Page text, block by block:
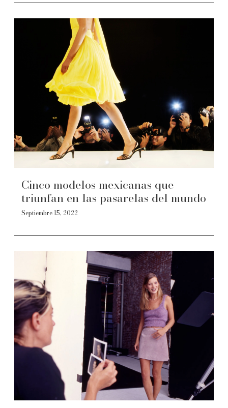
Cinco modelos mexicanas que
triunfan en las pasarelas del mundo
Septiembre 15, 2022